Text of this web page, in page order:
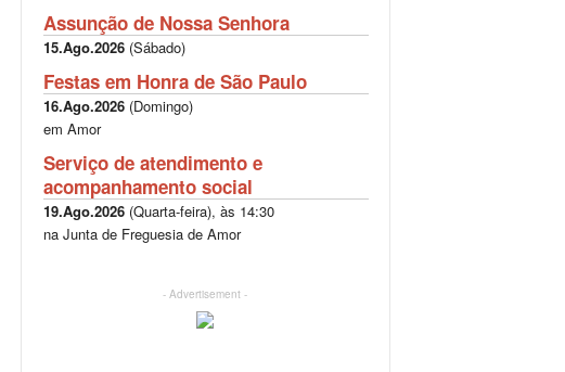
Assunção de Nossa Senhora
15.Ago.2026(Sábado)
Festas em Honra de São Paulo
16.Ago.2026(Domingo)
em Amor
Serviço de atendimento e
acompanhamento social
19.Ago.2026(Quarta-feira), às 14:30
na Junta de Freguesia de Amor
- Advertisement -